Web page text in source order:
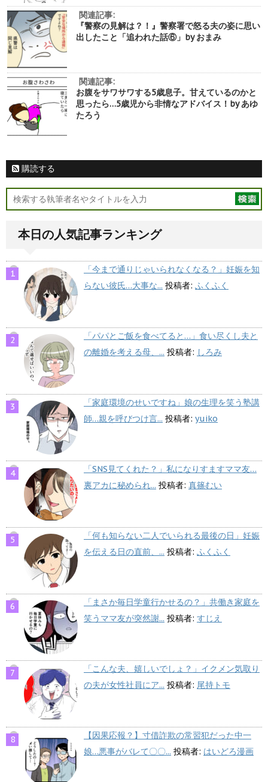
関連記事:
『警察の見解は？！』警察署で怒る夫の姿に思い
出したこと「追われた話⑥」by おまみ
関連記事:
お腹をサワサワする5歳息子。甘えているのかと
思ったら…5歳児から非情なアドバイス！by あゆ
たろう
購読する
本日の人気記事ランキング
「今まで通りじゃいられなくなる？」妊娠を知
らない彼氏…大事な... 投稿者: ふくふく
「パパとご飯を食べてると…」食い尽くし夫と
の離婚を考える母、... 投稿者: しろみ
「家庭環境のせいですね」娘の生理を笑う塾講
師…親を呼びつけ言... 投稿者: yuiko
「SNS見てくれた？」私になりすますママ友…
裏アカに秘められ... 投稿者: 真篠むい
「何も知らない二人でいられる最後の日」妊娠
を伝える日の直前、... 投稿者: ふくふく
「まさか毎日学童行かせるの？」共働き家庭を
笑うママ友が突然謝... 投稿者: すじえ
「こんな夫、嬉しいでしょ？」イクメン気取り
の夫が女性社員にア... 投稿者: 尾持トモ
【因果応報？】寸借詐欺の常習犯だった中一
娘…悪事がバレて〇〇... 投稿者: はいどろ漫画